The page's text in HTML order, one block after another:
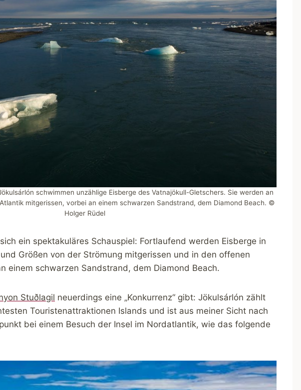
schwimmen unzählige Eisberge des Vatnajökull-Gletschers. Sie werden an
mitgerissen, vorbei an einem schwarzen Sandstrand, dem Diamond Beach. ©
Holger Rüdel
ein spektakuläres Schauspiel: Fortlaufend werden Eisberge in
Größen von der Strömung mitgerissen und in den offenen
einem schwarzen Sandstrand, dem Diamond Beach.
Stuðlagil neuerdings eine „Konkurrenz“ gibt: Jökulsárlón zählt
Touristenattraktionen Islands und ist aus meiner Sicht nach
bei einem Besuch der Insel im Nordatlantik, wie das folgende